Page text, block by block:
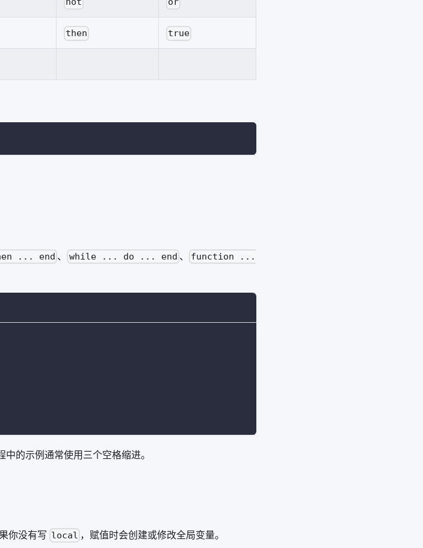
then true
... end 、 while ... do ... end 、
function ...
的示例通常使用三个空格缩进。
你没有写 local ，赋值时会创建或修改全局变量。